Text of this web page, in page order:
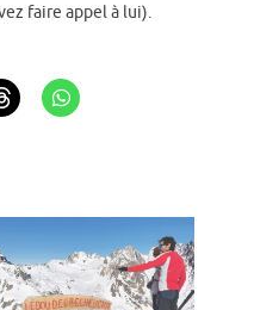
faire appel à lui).